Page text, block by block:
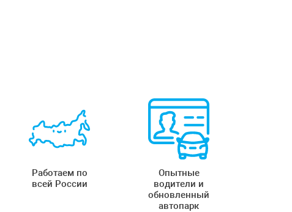
Работаем по
всей России
Опытные
водители и
обновленный
автопарк